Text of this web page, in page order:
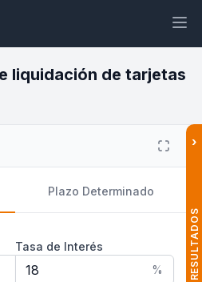
Vista previa Calculadora de
Widget
liquidación de tarjetas
Plazo Determinado
Tasa de Interés
%
›
RESULTADOS